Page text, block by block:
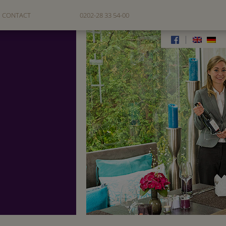
CONTACT 0202-28 33 54-00
|